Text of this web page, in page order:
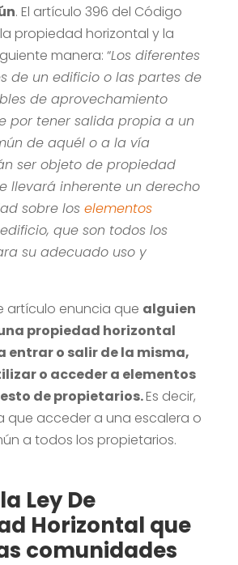
. El artículo 396 del Código
propiedad horizontal y la
manera: “Los diferentes
de un edificio o las partes de
de aprovechamiento
por tener salida propia a un
de aquél o a la vía
ser objeto de propiedad
llevará inherente un derecho
sobre los elementos
que son todos los
su adecuado uso y
artículo enuncia que alguien
propiedad horizontal
entrar o salir de la misma,
o acceder a elementos
de propietarios.Es decir,
que acceder a una escalera o
a todos los propietarios.
Ley De
Horizontal que
comunidades